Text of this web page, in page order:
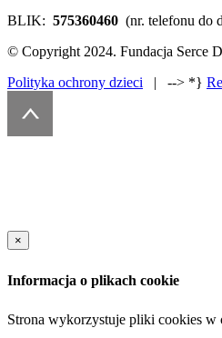
BLIK: 575360460 (nr. telefonu do
© Copyright 2024. Fundacja Serce
Polityka ochrony dzieci | --> *}
×
Informacja o plikach cookie
Strona wykorzystuje pliki cookies w